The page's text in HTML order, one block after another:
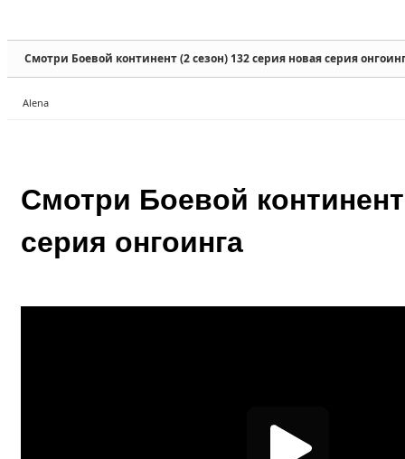
Смотри Боевой континент (2 сезон) 132 серия новая серия
Alena
Смотри Боевой
серия онгоинга
Sketchbook5, 스케치북5
Sketchbook5, 스케치북5
Sketchbook5, 스케치북5
Sketchbook5, 스케치북5